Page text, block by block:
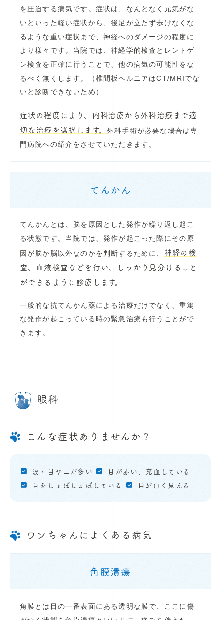
を圧迫する病気です。症状は、なんとなく元気がな
いといった軽い症状から、後足が立たず歩けなくな
るような重い症状まで、神経へのダメージの程度に
より様々です。当院では、神経学的検査とレントゲ
ン検査を正確に行うことで、他の病気の可能性をな
るべく無くします。（椎間板ヘルニアはCT/MRIでな
いと診断できないため）
症状の程度により、内科治療から外科治療まで適
切な治療を選択します。外科手術が必要な場合は専
門病院への紹介をさせていただきます。
てんかん
てんかんとは、脳を原因とした発作が繰り返し起こ
る状態です。当院では、発作が起こった際にその原
因が脳か脳以外なのかを判断するために、 神経の検
査、血液検査などを行い、しっかり見分けること
ができるように診療します。
一般的な抗てんかん薬による治療だけでなく、重篤
な発作が起こっている時の緊急治療も行うことがで
きます。
眼科
こんな症状ありませんか？
涙・目ヤニが多い
目が赤い、充血している
目をしょぼしょぼしている
目が白く見える
ワンちゃんによくある病気
角膜潰瘍
角膜とは目の一番表面にある透明な膜で、ここに傷